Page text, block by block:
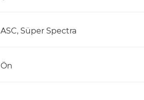
ASC, Süper Spectra
Ön